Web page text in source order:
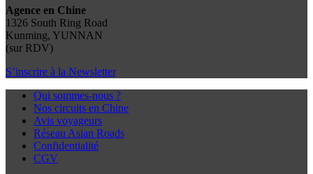
Agence en Chine
1326 South Ring Road
Kunming, YUNNAN
(sur RDV)
S’inscrire à la Newsletter
Qui sommes-nous ?
Nos circuits en Chine
Avis voyageurs
Réseau Asian Roads
Confidentialité
CGV